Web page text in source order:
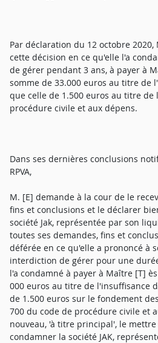
Par déclaration du 12 octobre
cette décision en ce qu'elle l'a
de gérer pendant 3 ans, à payer à
somme de 33.000 euros au titre de
que celle de 1.500 euros au titre de
procédure civile et aux dépens.
Dans ses dernières conclusions
RPVA,
M. [E] demande à la cour de le
fins et conclusions et le déclarer
société Jak, représentée par son
toutes ses demandes, fins et
déférée en ce qu'elle a prononcé à
interdiction de gérer pour une
l'a condamné à payer à Maître [T]
000 euros au titre de l'insuffisance
de 1.500 euros sur le fondement
700 du code de procédure civile et
nouveau, 'à titre principal', le mettre
condamner la société JAK,